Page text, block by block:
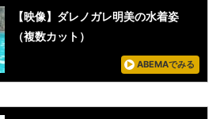
【映像】ダレノガレ明美の水着姿
（複数カット）
ABEMAでみる